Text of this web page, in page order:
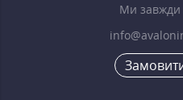
Ми завжди